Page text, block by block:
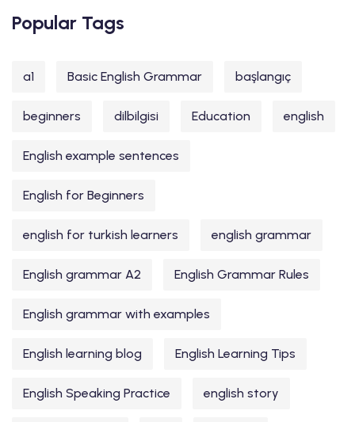
Popular Tags
a1 Basic English Grammar başlangıç
beginners dilbilgisi Education english
English example sentences
English for Beginners
english for turkish learners english grammar
English grammar A2 English Grammar Rules
English grammar with examples
English learning blog English Learning Tips
English Speaking Practice english story